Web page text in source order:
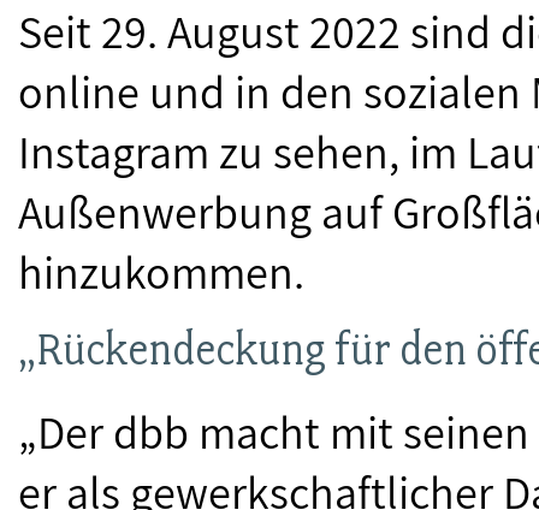
Seit 29. August 2022 sind
online und in den sozialen
Instagram zu sehen, im
Außenwerbung auf
hinzukommen.
„Rückendeckung für den
„Der dbb macht mit
er als gewerkschaftlicher